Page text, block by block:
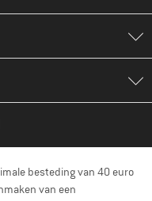
besteding van 40 euro
van een